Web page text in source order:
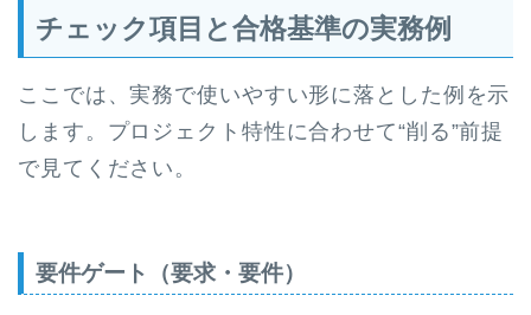
チェック項目と合格基準の実務例
ここでは、実務で使いやすい形に落とした例を示
します。プロジェクト特性に合わせて“削る”前提
で見てください。
要件ゲート（要求・要件）